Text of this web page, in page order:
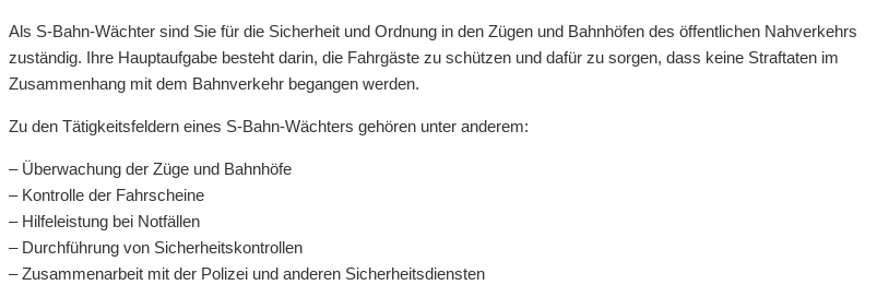
Als S-Bahn-Wächter sind Sie für die Sicherheit und Ordnung in den Zügen und Bahnhöfen des öffentlichen Nahverkehrs
zuständig. Ihre Hauptaufgabe besteht darin, die Fahrgäste zu schützen und dafür zu sorgen, dass keine Straftaten im
Zusammenhang mit dem Bahnverkehr begangen werden.
Zu den Tätigkeitsfeldern eines S-Bahn-Wächters gehören unter anderem:
– Überwachung der Züge und Bahnhöfe
– Kontrolle der Fahrscheine
– Hilfeleistung bei Notfällen
– Durchführung von Sicherheitskontrollen
– Zusammenarbeit mit der Polizei und anderen Sicherheitsdiensten